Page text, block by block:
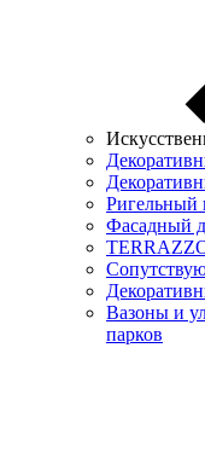
Ригельный
Фасадный
Вазоны и
парков